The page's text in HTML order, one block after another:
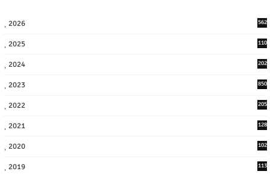
2026 562
2025
110
2024
202
2023 850
2022
205
2021
128
2020
102
2019
113